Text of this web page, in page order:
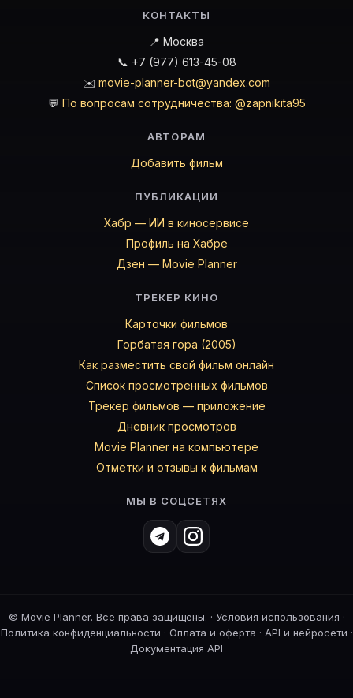
КОНТАКТЫ
📍 Москва
📞 +7 (977) 613-45-08
✉️ movie-planner-bot@yandex.com
💬 По вопросам сотрудничества: @zapnikita95
АВТОРАМ
Добавить фильм
ПУБЛИКАЦИИ
Хабр — ИИ в киносервисе
Профиль на Хабре
Дзен — Movie Planner
ТРЕКЕР КИНО
Карточки фильмов
Горбатая гора (2005)
Как разместить свой фильм онлайн
Список просмотренных фильмов
Трекер фильмов — приложение
Дневник просмотров
Movie Planner на компьютере
Отметки и отзывы к фильмам
МЫ В СОЦСЕТЯХ
© Movie Planner. Все права защищены. · Условия использования ·
Политика конфиденциальности · Оплата и оферта · API и нейросети ·
Документация API